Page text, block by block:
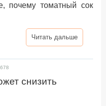
почему томатный сок
Читать дальше
снизить